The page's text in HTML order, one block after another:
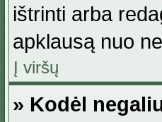
ištrinti arba
apklausą nuo
Į viršų
» Kodėl